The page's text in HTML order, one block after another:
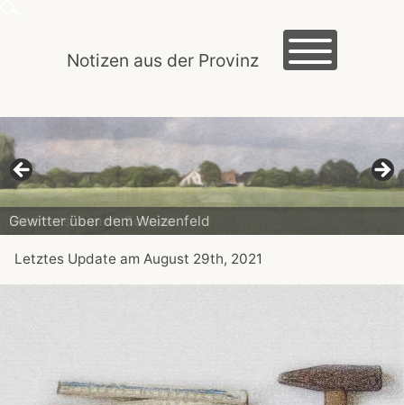
Notizen aus der Provinz
HOME
MACLOG
TRAUTES HEIM
EXKURSIONEN
KREIDEZEIT
ROMANTIK
Gewitter über dem Weizenfeld
Letztes Update am August 29th, 2021